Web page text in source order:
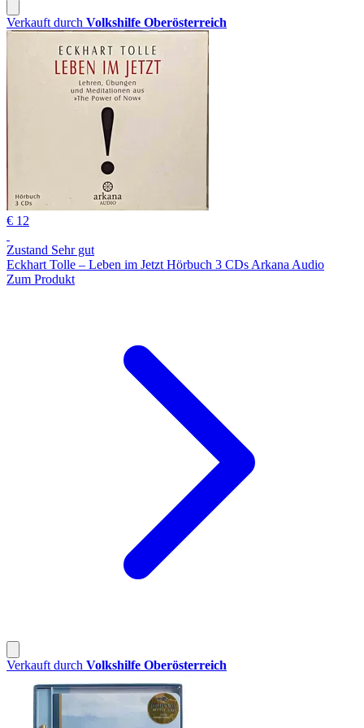
Verkauft durch Volkshilfe Oberösterreich
€ 12
Zustand Sehr gut
Eckhart Tolle – Leben im Jetzt Hörbuch 3 CDs Arkana Audio
Zum Produkt
Verkauft durch Volkshilfe Oberösterreich